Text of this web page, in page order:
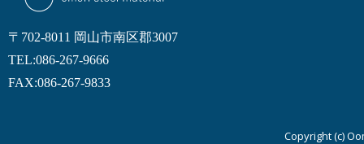
〒702-8011 岡山市南区郡3007
TEL:086-267-9666
FAX:086-267-9833
Copyright (c)